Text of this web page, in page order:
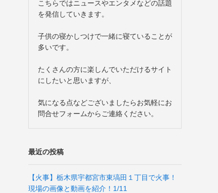
こちらではニュースやエンタメなどの話題
を発信していきます。
子供の寝かしつけで一緒に寝ていることが
多いです。
たくさんの方に楽しんでいただけるサイト
にしたいと思いますが、
気になる点などございましたらお気軽にお
問合せフォームからご連絡ください。
最近の投稿
【火事】栃木県宇都宮市東塙田１丁目で火事！
現場の画像と動画を紹介！1/11